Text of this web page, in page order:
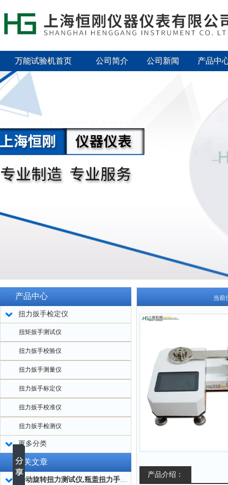
万能试验机首页 公司简介 公司新闻 产品中
产品中心
扭力扳手检定仪
扭矩扳手测试仪
扭力扳手校验仪
扭力扳手测量仪
扭力扳手标定仪
扭力扳手校准仪
扭力扳手检测仪
更多分类
相关文章
手动旋转扭力测试仪,瓶盖扭力手动测试仪,扭力计测试仪手动
当前
产品介绍：